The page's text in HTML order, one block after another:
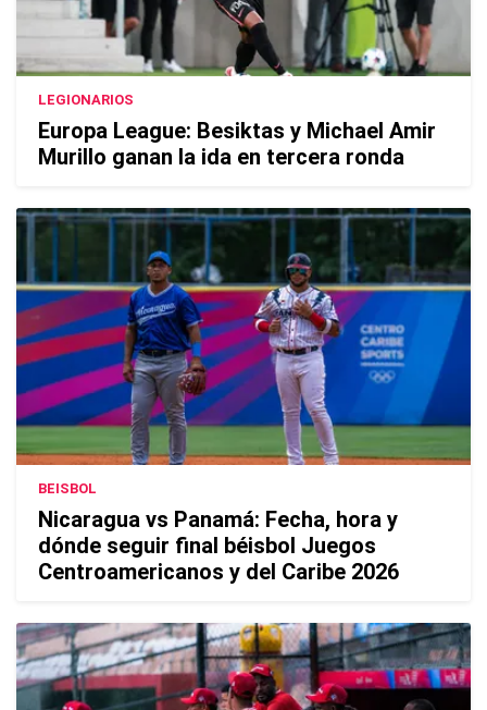
LEGIONARIOS
Europa League: Besiktas y Michael Amir
Murillo ganan la ida en tercera ronda
BEISBOL
Nicaragua vs Panamá: Fecha, hora y
dónde seguir final béisbol Juegos
Centroamericanos y del Caribe 2026